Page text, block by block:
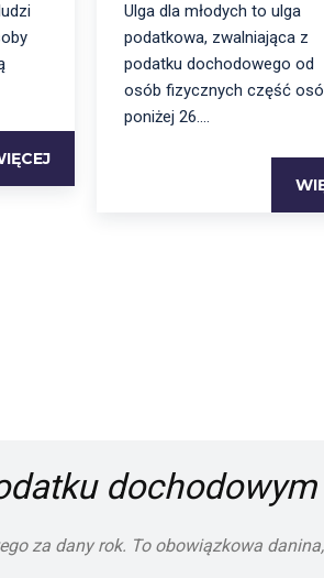
Ulga dla młodych to ulga
podatkowa, zwalniająca z
podatku dochodowego od
osób fizycznych część
poniżej 26....
dochodowym
za dany rok. To obowiązkowa